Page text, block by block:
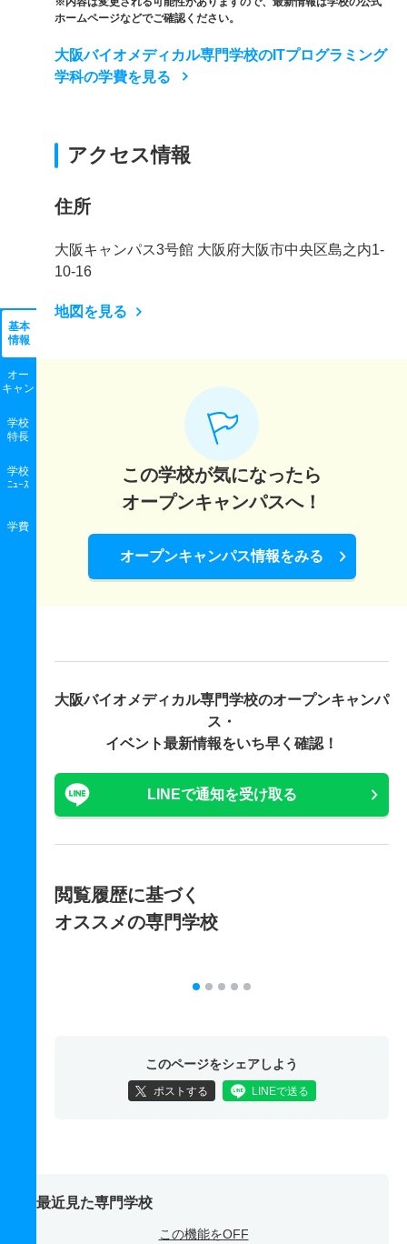
基本
情報
オー
キャン
学校
特長
学校
ﾆｭｰｽ
学費
ホームページなどでご確認ください。
大阪バイオメディカル専門学校のITプログラミング
学科の学費を見る
アクセス情報
住所
大阪キャンパス3号館 大阪府大阪市中央区島之内1-
10-16
地図を見る
この学校が気になったら
オープンキャンパスへ！
オープンキャンパス情報をみる
大阪バイオメディカル専門学校のオープンキャンパ
ス・
イベント最新情報をいち早く確認！
LINEで通知を受け取る
閲覧履歴に基づく
オススメの専門学校
このページをシェアしよう
ポストする LINEで送る
最近見た専門学校
この機能をOFF